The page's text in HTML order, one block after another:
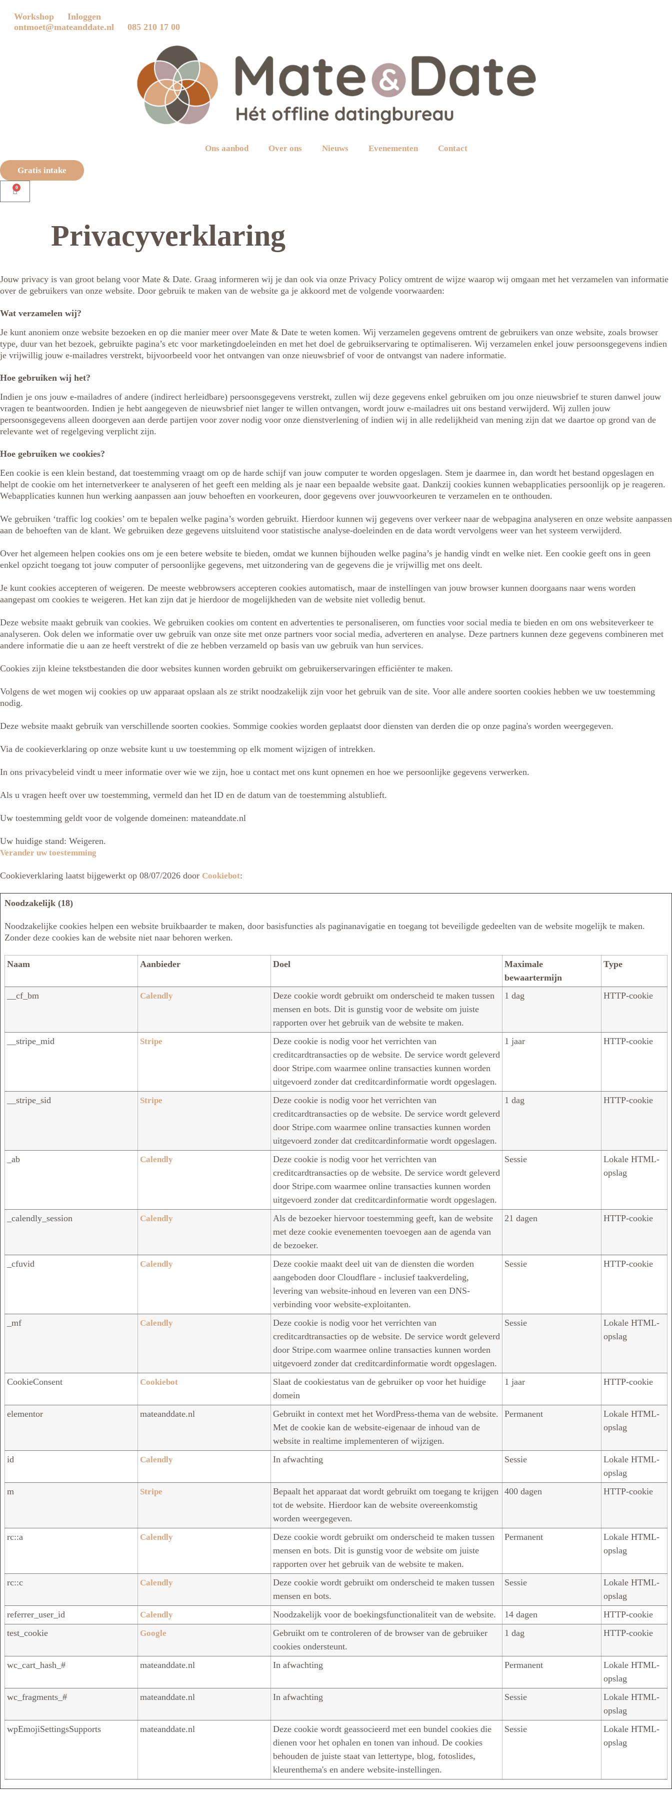
Workshop
Inloggen
ontmoet@mateanddate.nl
085 210 17 00
Ons aanbod Over ons Nieuws Evenementen Contact
Gratis intake
0
Privacyverklaring
Jouw privacy is van groot belang voor Mate & Date. Graag informeren wij je dan ook via onze Privacy Policy omtrent de wijze waarop wij omgaan met het verzamelen van informatie
over de gebruikers van onze website. Door gebruik te maken van de website ga je akkoord met de volgende voorwaarden:
Wat verzamelen wij?
Je kunt anoniem onze website bezoeken en op die manier meer over Mate & Date te weten komen. Wij verzamelen gegevens omtrent de gebruikers van onze website, zoals browser
type, duur van het bezoek, gebruikte pagina’s etc voor marketingdoeleinden en met het doel de gebruikservaring te optimaliseren. Wij verzamelen enkel jouw persoonsgegevens indien
je vrijwillig jouw e-mailadres verstrekt, bijvoorbeeld voor het ontvangen van onze nieuwsbrief of voor de ontvangst van nadere informatie.
Hoe gebruiken wij het?
Indien je ons jouw e-mailadres of andere (indirect herleidbare) persoonsgegevens verstrekt, zullen wij deze gegevens enkel gebruiken om jou onze nieuwsbrief te sturen danwel jouw
vragen te beantwoorden. Indien je hebt aangegeven de nieuwsbrief niet langer te willen ontvangen, wordt jouw e-mailadres uit ons bestand verwijderd. Wij zullen jouw
persoonsgegevens alleen doorgeven aan derde partijen voor zover nodig voor onze dienstverlening of indien wij in alle redelijkheid van mening zijn dat we daartoe op grond van de
relevante wet of regelgeving verplicht zijn.
Hoe gebruiken we cookies?
Een cookie is een klein bestand, dat toestemming vraagt om op de harde schijf van jouw computer te worden opgeslagen. Stem je daarmee in, dan wordt het bestand opgeslagen en
helpt de cookie om het internetverkeer te analyseren of het geeft een melding als je naar een bepaalde website gaat. Dankzij cookies kunnen webapplicaties persoonlijk op je reageren.
Webapplicaties kunnen hun werking aanpassen aan jouw behoeften en voorkeuren, door gegevens over jouwvoorkeuren te verzamelen en te onthouden.
We gebruiken ‘traffic log cookies’ om te bepalen welke pagina’s worden gebruikt. Hierdoor kunnen wij gegevens over verkeer naar de webpagina analyseren en onze website aanpassen
aan de behoeften van de klant. We gebruiken deze gegevens uitsluitend voor statistische analyse-doeleinden en de data wordt vervolgens weer van het systeem verwijderd.
Over het algemeen helpen cookies ons om je een betere website te bieden, omdat we kunnen bijhouden welke pagina’s je handig vindt en welke niet. Een cookie geeft ons in geen
enkel opzicht toegang tot jouw computer of persoonlijke gegevens, met uitzondering van de gegevens die je vrijwillig met ons deelt.
Je kunt cookies accepteren of weigeren. De meeste webbrowsers accepteren cookies automatisch, maar de instellingen van jouw browser kunnen doorgaans naar wens worden
aangepast om cookies te weigeren. Het kan zijn dat je hierdoor de mogelijkheden van de website niet volledig benut.
Deze website maakt gebruik van cookies. We gebruiken cookies om content en advertenties te personaliseren, om functies voor social media te bieden en om ons websiteverkeer te
analyseren. Ook delen we informatie over uw gebruik van onze site met onze partners voor social media, adverteren en analyse. Deze partners kunnen deze gegevens combineren met
andere informatie die u aan ze heeft verstrekt of die ze hebben verzameld op basis van uw gebruik van hun services.
Cookies zijn kleine tekstbestanden die door websites kunnen worden gebruikt om gebruikerservaringen efficiënter te maken.
Volgens de wet mogen wij cookies op uw apparaat opslaan als ze strikt noodzakelijk zijn voor het gebruik van de site. Voor alle andere soorten cookies hebben we uw toestemming
nodig.
Deze website maakt gebruik van verschillende soorten cookies. Sommige cookies worden geplaatst door diensten van derden die op onze pagina's worden weergegeven.
Via de cookieverklaring op onze website kunt u uw toestemming op elk moment wijzigen of intrekken.
In ons privacybeleid vindt u meer informatie over wie we zijn, hoe u contact met ons kunt opnemen en hoe we persoonlijke gegevens verwerken.
Als u vragen heeft over uw toestemming, vermeld dan het ID en de datum van de toestemming alstublieft.
Uw toestemming geldt voor de volgende domeinen: mateanddate.nl
Uw huidige stand: Weigeren.
Verander uw toestemming
Cookieverklaring laatst bijgewerkt op 08/07/2026 door Cookiebot:
Noodzakelijk (18)
Noodzakelijke cookies helpen een website bruikbaarder te maken, door basisfuncties als paginanavigatie en toegang tot beveiligde gedeelten van de website mogelijk te maken.
Zonder deze cookies kan de website niet naar behoren werken.
Naam Aanbieder Doel
Maximale
bewaartermijn
Type
__cf_bm Calendly
Deze cookie wordt gebruikt om onderscheid te maken tussen
mensen en bots. Dit is gunstig voor de website om juiste
rapporten over het gebruik van de website te maken.
1 dag HTTP-cookie
__stripe_mid Stripe
Deze cookie is nodig voor het verrichten van
creditcardtransacties op de website. De service wordt geleverd
door Stripe.com waarmee online transacties kunnen worden
uitgevoerd zonder dat creditcardinformatie wordt opgeslagen.
1 jaar HTTP-cookie
__stripe_sid Stripe
Deze cookie is nodig voor het verrichten van
creditcardtransacties op de website. De service wordt geleverd
door Stripe.com waarmee online transacties kunnen worden
uitgevoerd zonder dat creditcardinformatie wordt opgeslagen.
1 dag HTTP-cookie
_ab Calendly
Deze cookie is nodig voor het verrichten van
creditcardtransacties op de website. De service wordt geleverd
door Stripe.com waarmee online transacties kunnen worden
uitgevoerd zonder dat creditcardinformatie wordt opgeslagen.
Sessie
Lokale HTML-
opslag
_calendly_session Calendly
Als de bezoeker hiervoor toestemming geeft, kan de website
met deze cookie evenementen toevoegen aan de agenda van
de bezoeker.
21 dagen HTTP-cookie
_cfuvid Calendly
Deze cookie maakt deel uit van de diensten die worden
aangeboden door Cloudflare - inclusief taakverdeling,
levering van website-inhoud en leveren van een DNS-
verbinding voor website-exploitanten.
Sessie HTTP-cookie
_mf Calendly
Deze cookie is nodig voor het verrichten van
creditcardtransacties op de website. De service wordt geleverd
door Stripe.com waarmee online transacties kunnen worden
uitgevoerd zonder dat creditcardinformatie wordt opgeslagen.
Sessie
Lokale HTML-
opslag
CookieConsent Cookiebot
Slaat de cookiestatus van de gebruiker op voor het huidige
domein
1 jaar HTTP-cookie
elementor mateanddate.nl
Gebruikt in context met het WordPress-thema van de website.
Met de cookie kan de website-eigenaar de inhoud van de
website in realtime implementeren of wijzigen.
Permanent
Lokale HTML-
opslag
id Calendly In afwachting Sessie
Lokale HTML-
opslag
m
Stripe
Bepaalt het apparaat dat wordt gebruikt om toegang te krijgen
tot de website. Hierdoor kan de website overeenkomstig
worden weergegeven.
400 dagen HTTP-cookie
rc::a Calendly
Deze cookie wordt gebruikt om onderscheid te maken tussen
mensen en bots. Dit is gunstig voor de website om juiste
rapporten over het gebruik van de website te maken.
Permanent
Lokale HTML-
opslag
rc::c Calendly
Deze cookie wordt gebruikt om onderscheid te maken tussen
mensen en bots.
Sessie
Lokale HTML-
opslag
referrer_user_id
Calendly Noodzakelijk voor de boekingsfunctionaliteit van de website. 14 dagen
HTTP-cookie
test_cookie
Google
Gebruikt om te controleren of de browser van de gebruiker
cookies ondersteunt.
1 dag HTTP-cookie
wc_cart_hash_# mateanddate.nl In afwachting Permanent
Lokale HTML-
opslag
wc_fragments_#
mateanddate.nl In afwachting Sessie
Lokale HTML-
opslag
wpEmojiSettingsSupports
mateanddate.nl
Deze cookie wordt geassocieerd met een bundel cookies die
dienen voor het ophalen en tonen van inhoud. De cookies
behouden de juiste staat van lettertype, blog, fotoslides,
kleurenthema's en andere website-instellingen.
Sessie
Lokale HTML-
opslag